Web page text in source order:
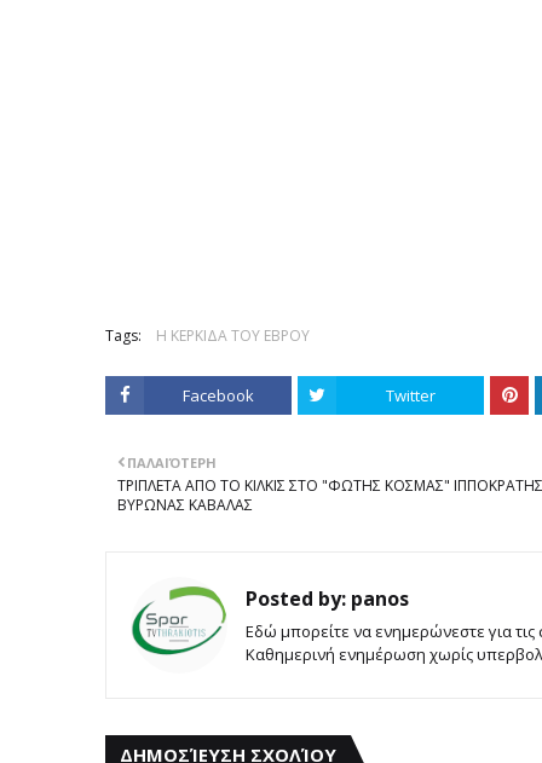
Tags: Η ΚΕΡΚΙΔΑ ΤΟΥ ΕΒΡΟΥ
Facebook Twitter
ΠΑΛΑΙΌΤΕΡΗ
ΤΡΙΠΛΕΤΑ ΑΠΟ ΤΟ ΚΙΛΚΙΣ ΣΤΟ "ΦΩΤΗΣ ΚΟΣΜΑΣ"
ΒΥΡΩΝΑΣ ΚΑΒΑΛΑΣ
Posted by: panos
Εδώ μπορείτε να ενημερώνεστε για
Καθημερινή ενημέρωση χωρίς
ΔΗΜΟΣΊΕΥΣΗ ΣΧΟΛΊΟΥ